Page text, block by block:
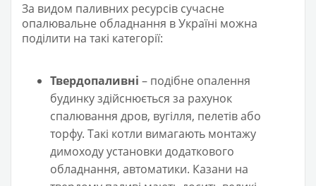
За видом паливних ресурсів сучасне
опалювальне обладнання в Україні можна
поділити на такі категорії:
Твердопаливні – подібне опалення
будинку здійснюється за рахунок
спалювання дров, вугілля, пелетів або
торфу. Такі котли вимагають монтажу
димоходу установки додаткового
обладнання, автоматики. Казани на